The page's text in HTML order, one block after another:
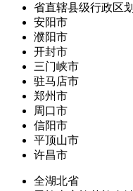
省直辖县级行政区划
安阳市
濮阳市
开封市
三门峡市
驻马店市
郑州市
周口市
信阳市
平顶山市
许昌市
全湖北省